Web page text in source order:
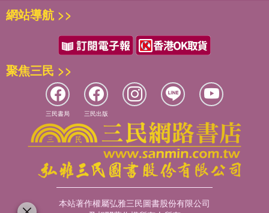
網站導航 >>
聚焦三民 >>
三民書局 三民出版
本站著作權屬弘雅三民圖書股份有限公司